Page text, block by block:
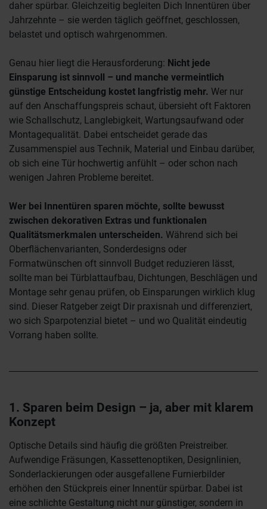
daher spürbar. Gleichzeitig begleiten Dich Innentüren über
Jahrzehnte – sie werden täglich geöffnet, geschlossen,
belastet und optisch wahrgenommen.
Genau hier liegt die Herausforderung: Nicht jede
Einsparung ist sinnvoll – und manche vermeintlich
günstige Entscheidung kostet langfristig mehr. Wer nur
auf den Anschaffungspreis schaut, übersieht oft Faktoren
wie Schallschutz, Langlebigkeit, Wartungsaufwand oder
Montagequalität. Dabei entscheidet gerade das
Zusammenspiel aus Technik, Material und Einbau darüber,
ob sich eine Tür hochwertig anfühlt – oder schon nach
wenigen Jahren Probleme bereitet.
Wer bei Innentüren sparen möchte, sollte bewusst
zwischen dekorativen Extras und funktionalen
Qualitätsmerkmalen unterscheiden. Während sich bei
Oberflächenvarianten, Sonderdesigns oder
Formatwünschen oft sinnvoll Budget reduzieren lässt,
sollte man bei Türblattaufbau, Dichtungen, Beschlägen und
Montage sehr genau prüfen, ob Einsparungen wirklich klug
sind. Dieser Ratgeber zeigt Dir praxisnah und differenziert,
wo sich Sparpotenzial bietet – und wo Qualität eindeutig
Vorrang haben sollte.
1. Sparen beim Design – ja, aber mit klarem
Konzept
Optische Details sind häufig die größten Preistreiber.
Aufwendige Fräsungen, Kassettenoptiken, Designlinien,
Sonderlackierungen oder ausgefallene Furnierbilder
erhöhen den Stückpreis einer Innentür spürbar. Dabei ist
eine schlichte Gestaltung nicht nur günstiger, sondern in